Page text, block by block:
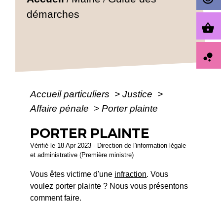
démarches
Accueil particuliers > Justice >
Affaire pénale > Porter plainte
PORTER PLAINTE
Vérifié le 18 Apr 2023 - Direction de l'information légale
et administrative (Première ministre)
Vous êtes victime d'une infraction. Vous
voulez porter plainte ? Nous vous présentons
comment faire.
shopping_basket
bubble_chart